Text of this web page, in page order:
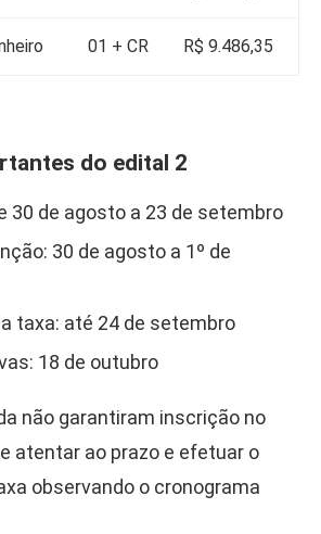
01 + CR R$ 9.486,35
do edital 2
30 de agosto a 23 de setembro
30 de agosto a 1º de
taxa: até 24 de setembro
18 de outubro
não garantiram inscrição no
atentar ao prazo e efetuar o
observando o cronograma